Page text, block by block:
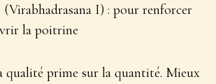
I) : pour renforcer
la poitrine
qualité prime sur la quantité. Mieux